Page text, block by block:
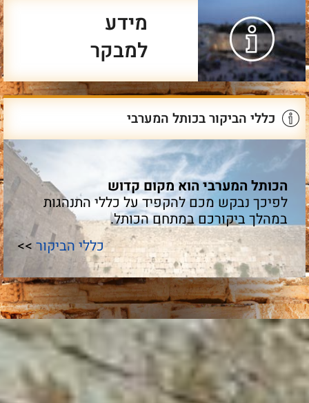
מידע
למבקר
כללי הביקור בכותל המערבי
הכותל המערבי הוא מקום קדוש
לפיכך נבקש מכם להקפיד על כללי התנהגות
במהלך ביקורכם במתחם הכותל.
כללי הביקור >>